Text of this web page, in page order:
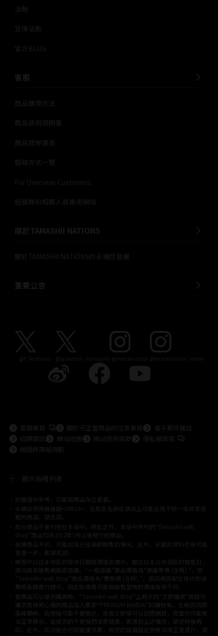
活動
宣傳活動
官方BLOG
客服
商品購買方法
商品使用說明書
商品問卷調查
聯絡方式一覽
For Overseas Customers
經銷商和相關人員專用網站
關於TAMASHII NATIONS
關於TAMASHII NATIONS的永續性發展
重要公告
@t_features @gundam_tamashii @instamashii @instamashii_robot
客服專頁 前往外部網站（將開啟新分頁）
關於不正當商品的注意事項
電子郵件雜誌
招聘資訊
網站地圖 網站使用條款 隱私權政策 前往外部網站
網路無障礙規範
顯示版權列表
©ダイナミック企画©石森プロ・東映©創通・サンライズ
© 東映アニメーション © 東北新社© 石森プロ/SMEビジュアルワークス・BT
© 2001永井豪/ダイナミック企画・光子力研究所
© 石森プロ・テレビ朝日・ADK EM・東映
©ダイナミック企画・東映アニメーション©創通・サンライズ・MBS
© DANCOUGA Partner ©カラー/Project Eva.
© 2001 石森プロ・テレビ朝日・ADK・東映
© Sammy2000© Sammy2001© Sammy2002 © NTV
©バード・スタジオ/集英社・東映アニメーション© YAMASA
©車田正美/集英社・東映アニメーション© Sammy 2001© Sammy 2002
© Sammy© 本宮ひろ志/集英社/CIA © 2004 ARUZE CORP,
© SANYO BUSSAN CO.,LTD
© 1988 マッシュルーム/アキラ製作委員会
© BANDAI 2002
© DAITOGIKEN,INC.© NET© オリンピア© HEIWA© Aristocrat© タツノコプ
ロ© BANPRESTO
附圖僅供參考，可能與商品存在差異。
本網站使用機器翻<ORG9>，在既定名詞或語法上可能出現不統一或非常規
範的用語，請見諒。
部分商品不會刊登在本站中。除此之外，本站中所刊的“Tamashii web
shop”商品均為2012年7月以後發行的商品。
根據商品不同，可能出現已經捆綁銷售的情況。此外，記載的資料也有可能
更進一步，敬請見諒。
網頁中以日本地區的發佈日期和價格來標示。關在日本以外地區的發售日，
請洽詢各銷售網點或店鋪。“一般店鋪”商品價格為“建議零價 (含稅) ”，而
“Tamashii web shop”商品價格為“實際價 (含稅) ”。原因網頁配合現行的消
費稅金額進行標示，因此該規格可能與銷售當時的價格有所不同。
當商品可以提供購買時，“Tamashii web shop”上顯示的“立即購買”按鈕可
讓您直接將心儀的商品加入賣家“PREMIUM BANDAI”的購物車。在網頁訪問
高峰期時，該按鈕可能不會顯示，或者立即使可以訪問網頁，頁面也可能無
法正常顯示。造成您的不便我們深表隨意，若遇到上述情況，請您稍後再
試。此外，該功能也可因維護作業，或您的設備設定而無法律正常運行，請